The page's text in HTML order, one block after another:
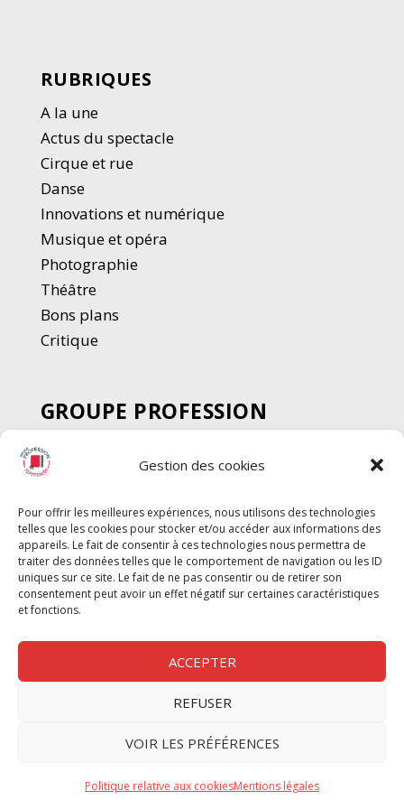
Gestion des cookies
Pour offrir les meilleures expériences, nous utilisons des technologies
telles que les cookies pour stocker et/ou accéder aux informations des
appareils. Le fait de consentir à ces technologies nous permettra de
traiter des données telles que le comportement de navigation ou les ID
uniques sur ce site. Le fait de ne pas consentir ou de retirer son
consentement peut avoir un effet négatif sur certaines caractéristiques
et fonctions.
ACCEPTER
REFUSER
VOIR LES PRÉFÉRENCES
Politique relative aux cookiesMentions légales
RUBRIQUES
A la une
Actus du spectacle
Cirque et rue
Danse
Innovations et numérique
Musique et opéra
Photographie
Théâtre
Bons plans
Critique
GROUPE PROFESSION
SPECTACLE
Chèque Intermittents
Chèque Compta
Chèque Emploi Spectacle
G-Pods
Profession Audio-visuel
Nous contacter